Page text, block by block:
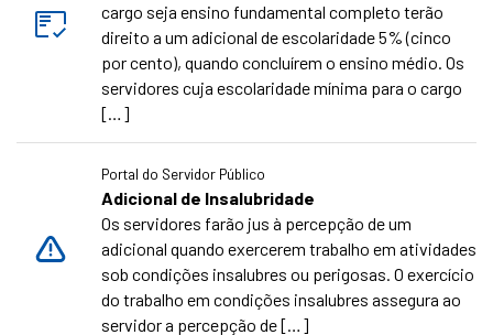
cargo seja ensino fundamental completo terão
direito a um adicional de escolaridade 5% (cinco
por cento), quando concluírem o ensino médio. Os
servidores cuja escolaridade mínima para o cargo
[…]
Portal do Servidor Público
Adicional de Insalubridade
Os servidores farão jus à percepção de um
adicional quando exercerem trabalho em atividades
sob condições insalubres ou perigosas. O exercício
do trabalho em condições insalubres assegura ao
servidor a percepção de […]